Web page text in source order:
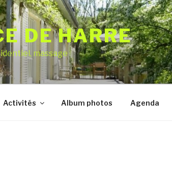
DE HARRE
massage
Activités Album photos Agenda